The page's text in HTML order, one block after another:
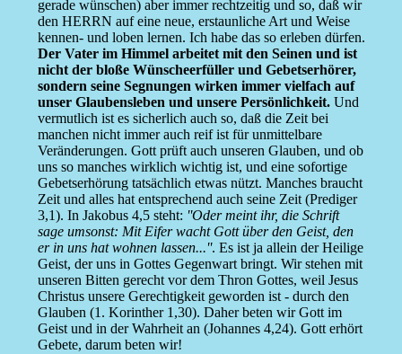
gerade wünschen) aber immer rechtzeitig und so, daß wir
den HERRN auf eine neue, erstaunliche Art und Weise
kennen- und loben lernen. Ich habe das so erleben dürfen.
Der Vater im Himmel arbeitet mit den Seinen und ist
nicht der bloße Wünscheerfüller und Gebetserhörer,
sondern seine Segnungen wirken immer vielfach auf
unser Glaubensleben und unsere Persönlichkeit.Und
vermutlich ist es sicherlich auch so, daß die Zeit bei
manchen nicht immer auch reif ist für unmittelbare
Veränderungen. Gott prüft auch unseren Glauben, und ob
uns so manches wirklich wichtig ist, und eine sofortige
Gebetserhörung tatsächlich etwas nützt. Manches braucht
Zeit und alles hat entsprechend auch seine Zeit (Prediger
3,1). In Jakobus 4,5 steht: ''Oder meint ihr, die Schrift
sage umsonst: Mit Eifer wacht Gott über den Geist, den
er in uns hat wohnen lassen...''. Es ist ja allein der Heilige
Geist, der uns in Gottes Gegenwart bringt. Wir stehen mit
unseren Bitten gerecht vor dem Thron Gottes, weil Jesus
Christus unsere Gerechtigkeit geworden ist - durch den
Glauben (1. Korinther 1,30). Daher beten wir Gott im
Geist und in der Wahrheit an (Johannes 4,24). Gott erhört
Gebete, darum beten wir!